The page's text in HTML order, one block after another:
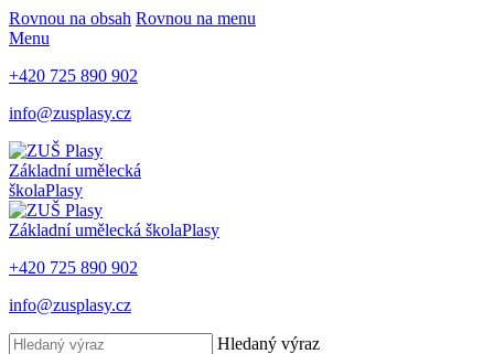
Rovnou na obsah Rovnou na menu
Menu
+420 725 890 902
info@zusplasy.cz
Základní umělecká
školaPlasy
Základní umělecká školaPlasy
+420 725 890 902
info@zusplasy.cz
Hledaný výraz